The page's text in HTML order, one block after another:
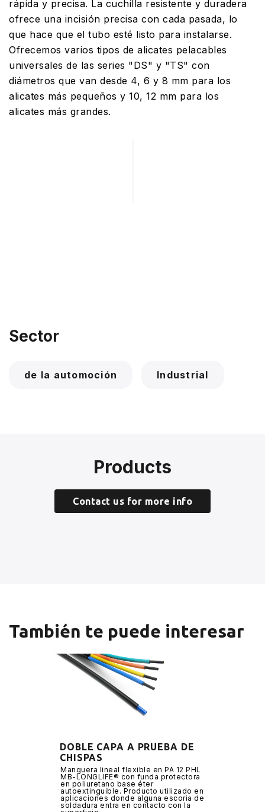
rápida y precisa. La cuchilla resistente y duradera
ofrece una incisión precisa con cada pasada, lo
que hace que el tubo esté listo para instalarse.
Ofrecemos varios tipos de alicates pelacables
universales de las series "DS" y "TS" con
diámetros que van desde 4, 6 y 8 mm para los
alicates más pequeños y 10, 12 mm para los
alicates más grandes.
Sector
de la automoción Industrial
Products
Contact us for more info
También te puede interesar
DOBLE CAPA A PRUEBA DE
CHISPAS
Manguera lineal flexible en PA 12 PHL
MB-LONGLIFE® con funda protectora
en poliuretano base éter
autoextinguible. Producto utilizado en
aplicaciones donde alguna escoria de
soldadura entra en contacto con la